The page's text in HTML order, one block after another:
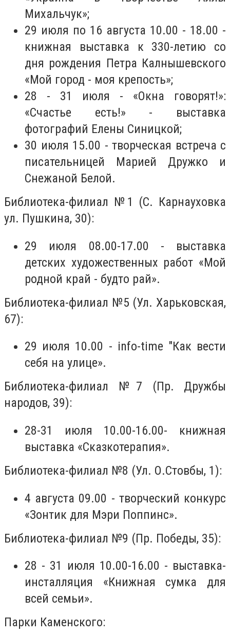
Михальчук»;
29 июля по 16 августа 10.00 - 18.00 -
книжная выставка к 330-летию со
дня рождения Петра Калнышевского
«Мой город - моя крепость»;
28 - 31 июля - «Окна говорят!»:
«Счастье есть!» - выставка
фотографий Елены Синицкой;
30 июля 15.00 - творческая встреча с
писательницей Марией Дружко и
Снежаной Белой.
Библиотека-филиал №1 (С. Карнауховка
ул. Пушкина, 30):
29 июля 08.00-17.00 - выставка
детских художественных работ «Мой
родной край - будто рай».
Библиотека-филиал №5 (Ул. Харьковская,
67):
29 июля 10.00 - info-time "Как вести
себя на улице».
Библиотека-филиал №7 (Пр. Дружбы
народов, 39):
28-31 июля 10.00-16.00- книжная
выставка «Сказкотерапия».
Библиотека-филиал №8 (Ул. О.Стовбы, 1):
4 августа 09.00 - творческий конкурс
«Зонтик для Мэри Поппинс».
Библиотека-филиал №9 (Пр. Победы, 35):
28 - 31 июля 10.00-16.00 - выставка-
инсталляция «Книжная сумка для
всей семьи».
Парки Каменского: